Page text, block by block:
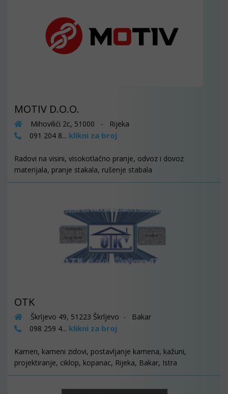
MOTIV D.O.O.
Mihovilići 2c, 51000 - Rijeka
091 204 8... klikni za broj
Radovi na visini, visokotlačno pranje, odvoz i dovoz
materijala, pranje stakala, rušenje stabala
OTK
Škrljevo 49, 51223 Škrljevo - Bakar
098 259 4... klikni za broj
Kamen, kameni zidovi, postavljanje kamena, kažuni,
projektiranje, ciklop, kopanac, Rijeka, Bakar, Istra